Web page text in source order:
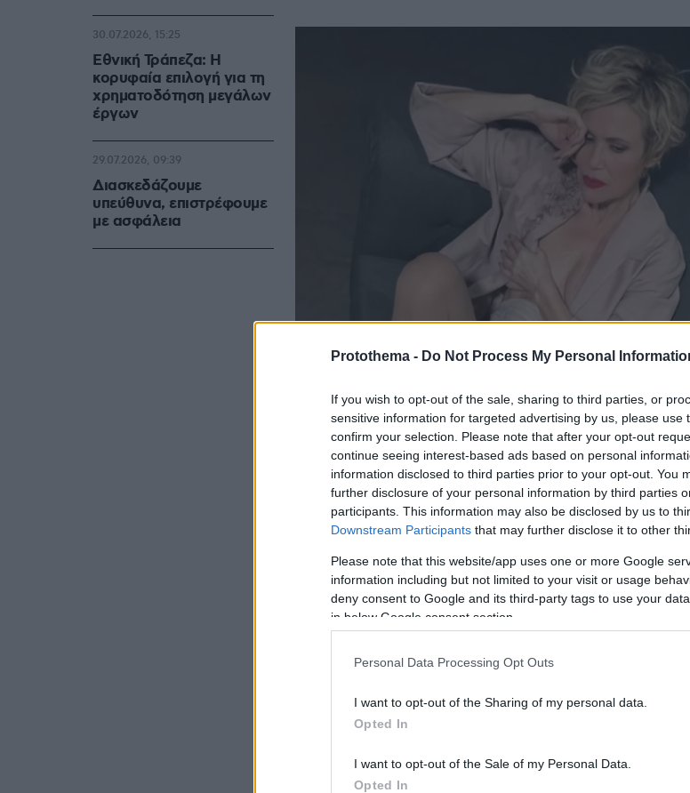
Protothema - Do Not Process My Personal
If you wish to opt-out of the sale, sharing to third parties, or
sensitive information for targeted advertising by us, please use
confirm your selection. Please note that after your opt-out
continue seeing interest-based ads based on personal
information disclosed to third parties prior to your opt-out. You
further disclosure of your personal information by third parties
participants. This information may also be disclosed by us to
Downstream Participants that may further disclose it to other
Please note that this website/app uses one or more Google
information including but not limited to your visit or usage
deny consent to Google and its third-party tags to use your
in below Google consent section.
Personal Data Processing Opt Outs
I want to opt-out of the Sharing of my personal data.
Opted In
I want to opt-out of the Sale of my Personal Data.
Opted In
Εθνική Τράπεζα: Η
κορυφαία επιλογή για τη
χρηματοδότηση μεγάλων
έργων
30.07.2026, 15:25
Διασκεδάζουμε
υπεύθυνα, επιστρέφουμε
με ασφάλεια
29.07.2026, 09:39